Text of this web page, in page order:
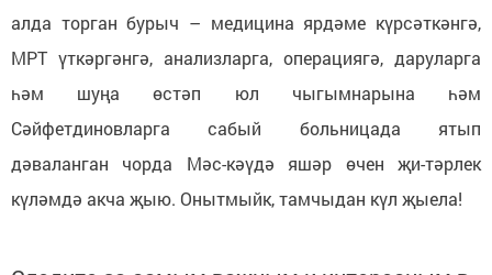
алда торган бурыч – медицина ярдәме күрсәткәнгә,
МРТ үткәргәнгә, анализларга, операциягә, даруларга
һәм шуңа өстәп юл чыгымнарына һәм
Сәйфетдиновларга сабый больницада ятып
дәваланган чорда Мәс-кәүдә яшәр өчен җи-тәрлек
күләмдә акча җыю. Онытмыйк, тамчыдан күл җыела!